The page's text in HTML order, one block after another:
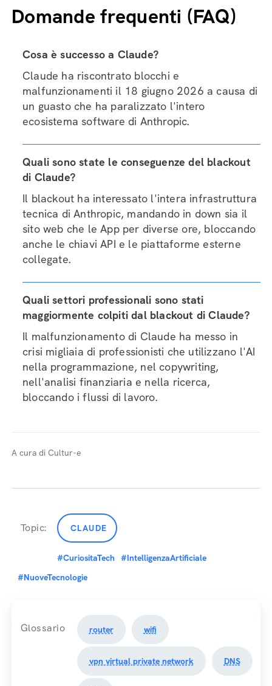
Domande frequenti (FAQ)
Cosa è successo a Claude?
Claude ha riscontrato blocchi e
malfunzionamenti il 18 giugno 2026 a causa di
un guasto che ha paralizzato l'intero
ecosistema software di Anthropic.
Quali sono state le conseguenze del blackout
di Claude?
Il blackout ha interessato l'intera infrastruttura
tecnica di Anthropic, mandando in down sia il
sito web che le App per diverse ore, bloccando
anche le chiavi API e le piattaforme esterne
collegate.
Quali settori professionali sono stati
maggiormente colpiti dal blackout di Claude?
Il malfunzionamento di Claude ha messo in
crisi migliaia di professionisti che utilizzano l'AI
nella programmazione, nel copywriting,
nell'analisi finanziaria e nella ricerca,
bloccando i flussi di lavoro.
A cura di Cultur-e
Topic: CLAUDE
#CuriositaTech
#IntelligenzaArtificiale
#NuoveTecnologie
Glossario router wifi
vpn virtual private network DNS